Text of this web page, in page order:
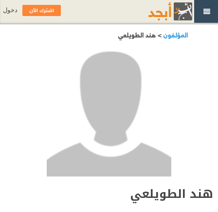
المؤلفون> هند الطويلعي
هند الطويلعي
اشترك الآن دخول